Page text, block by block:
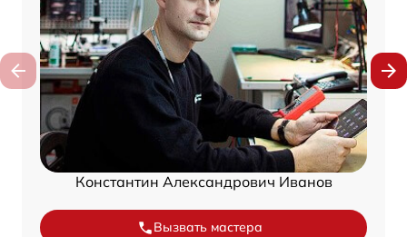
Константин Александрович Иванов
Вызвать мастера